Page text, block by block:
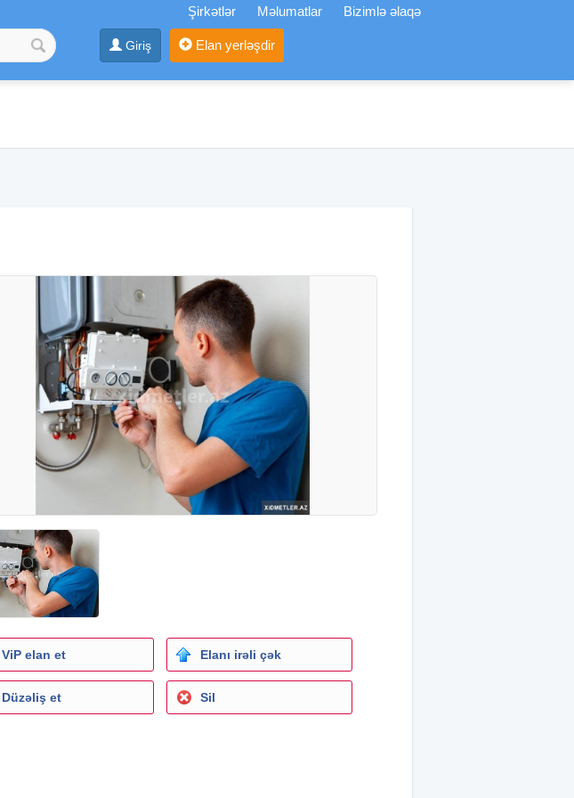
Şirkətlər Məlumatlar Bizimlə əlaqə
Giriş Elan yerləşdir
ViP elan et Elanı irəli çək
Düzəliş et Sil